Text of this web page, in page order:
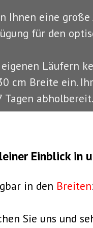
Ihnen eine
für den
eigenen Läufern
cm Breite ein.
Tagen abholbereit.
Einblick in
in den Breiten
Sie uns und